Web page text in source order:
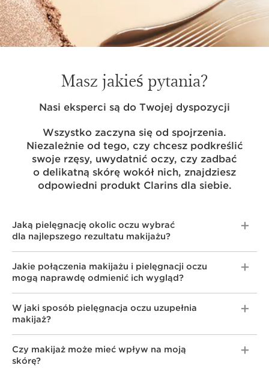
Masz jakieś pytania?
Nasi eksperci są do Twojej dyspozycji
Wszystko zaczyna się od spojrzenia.
Niezależnie od tego, czy chcesz podkreślić
swoje rzęsy, uwydatnić oczy, czy zadbać
o delikatną skórę wokół nich, znajdziesz
odpowiedni produkt Clarins dla siebie.
Jaką pielęgnację okolic oczu wybrać
dla najlepszego rezultatu makijażu?
Pielęgnacjaimakijażoczu to więcej niż tylko
wygląd, to gwarancja długotrwałego piękna skóry.
Oczy są niezwykle delikatnym i ważnym obszarem,
podejścia. Stworzenie własnej 60-sekundowej
rutyny jest możliwe dzięki rozwiązaniom
okolic.Total Eye Revivepomaga dodać okolicom
oczu energii i rozjaśnić ich wygląd, a
Jakie połączenia makijażu i pielęgnacji oczu
mogą naprawdę odmienić ich wygląd?
Twoja indywidualna rutyna pielęgnacji oczu zależy
od rodzaju skóry, własnych życzeń i potrzeb.
W gamie
uniwersalnych, długotrwałych cieni do powiek,
które utrwalają dzięki naturalnemu
W jaki sposób pielęgnacja oczu uzupełnia
makijaż?
Nasze produkty do pielęgnacji i makijażu oczu
są jednym i tym samym w kompleksowym podejściu
Czy makijaż może mieć wpływ na moją
skórę?